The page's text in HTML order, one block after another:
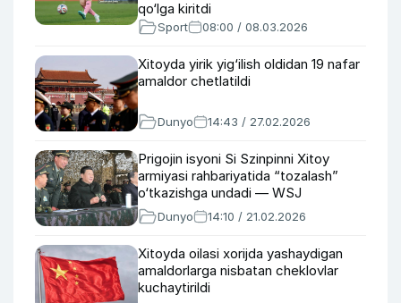
qo‘lga kiritdi
Sport 08:00 / 08.03.2026
Xitoyda yirik yig‘ilish oldidan 19 nafar
amaldor chetlatildi
Dunyo 14:43 / 27.02.2026
Prigojin isyoni Si Szinpinni Xitoy
armiyasi rahbariyatida “tozalash”
o‘tkazishga undadi — WSJ
Dunyo 14:10 / 21.02.2026
Xitoyda oilasi xorijda yashaydigan
amaldorlarga nisbatan cheklovlar
kuchaytirildi